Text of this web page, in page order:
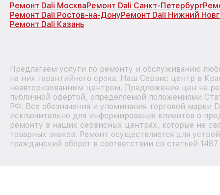
Ремонт Dali МоскваРемонт Dali Санкт-Петербург
Ремонт Dali Ростов-на-ДонуРемонт Dali Нижний
Ремонт Dali Казань
Предлагаем услуги по ремонту и обслуживанию
на них гарантийного срока. Наш Сервис центр в
неавторизованным центром. Предложение цен на
публичной офертой, определяемой положениями
РФ. Все обозначения и упоминания торговой марки
исключительно для информирования клиентов о
ремонту в наших сервисных центрах, которые не
товарных знаков. Ремонт осуществляется для
гражданский оборот в соответствии со статьей